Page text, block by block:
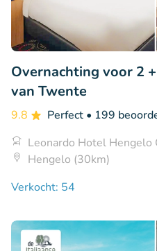
Overnachting voor 2
van Twente
9.8 Perfect • 199
Leonardo Hotel Hengelo
Hengelo (30km)
Verkocht: 54